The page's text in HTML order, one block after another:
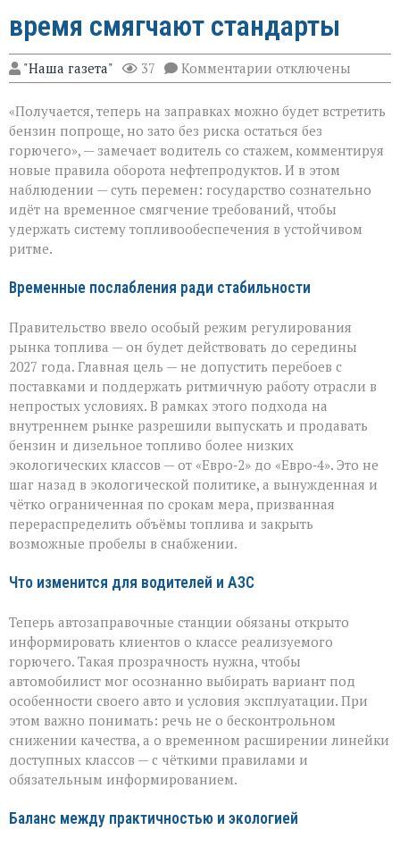
время смягчают стандарты
"Наша газета" 37 Комментарии к
записи
баланс:
зачем
время
смягчают
стандарты
отключены
«Получается, теперь на заправках можно будет встретить
бензин попроще, но зато без риска остаться без
горючего», — замечает водитель со стажем, комментируя
новые правила оборота нефтепродуктов. И в этом
наблюдении — суть перемен: государство сознательно
идёт на временное смягчение требований, чтобы
удержать систему топливообеспечения в устойчивом
ритме.
Временные послабления ради стабильности
Правительство ввело особый режим регулирования
рынка топлива — он будет действовать до середины
2027 года. Главная цель — не допустить перебоев с
поставками и поддержать ритмичную работу отрасли в
непростых условиях. В рамках этого подхода на
внутреннем рынке разрешили выпускать и продавать
бензин и дизельное топливо более низких
экологических классов — от «Евро‑2» до «Евро‑4». Это не
шаг назад в экологической политике, а вынужденная и
чётко ограниченная по срокам мера, призванная
перераспределить объёмы топлива и закрыть
возможные пробелы в снабжении.
Что изменится для водителей и АЗС
Теперь автозаправочные станции обязаны открыто
информировать клиентов о классе реализуемого
горючего. Такая прозрачность нужна, чтобы
автомобилист мог осознанно выбирать вариант под
особенности своего авто и условия эксплуатации. При
этом важно понимать: речь не о бесконтрольном
снижении качества, а о временном расширении линейки
доступных классов — с чёткими правилами и
обязательным информированием.
Баланс между практичностью и экологией